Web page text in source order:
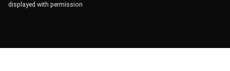
displayed with permission